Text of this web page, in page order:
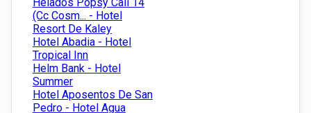
(Cc Cosm... - Hotel
Resort De Kaley
Hotel Abadia - Hotel
Tropical Inn
Helm Bank - Hotel
Summer
Hotel Aposentos De San
Pedro - Hotel Agua